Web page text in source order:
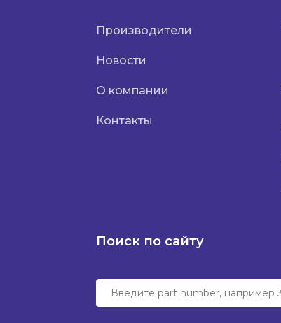
Производители
Новости
О компании
Контакты
Поиск по сайту